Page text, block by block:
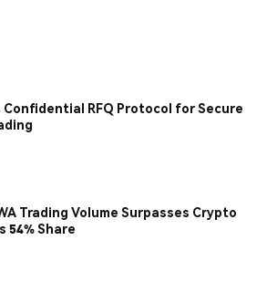
Confidential RFQ Protocol for Secure
Trading Volume Surpasses Crypto
54% Share